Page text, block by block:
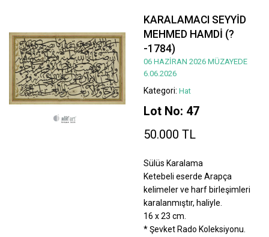
KARALAMACI SEYYİD
MEHMED HAMDİ (?
-1784)
06 HAZİRAN 2026 MÜZAYEDE
6.06.2026
Kategori: Hat
Lot No: 47
50.000 TL
Sülüs Karalama
Ketebeli eserde Arapça
kelimeler ve harf birleşimleri
karalanmıştır, haliyle.
16 x 23 cm.
* Şevket Rado Koleksiyonu.